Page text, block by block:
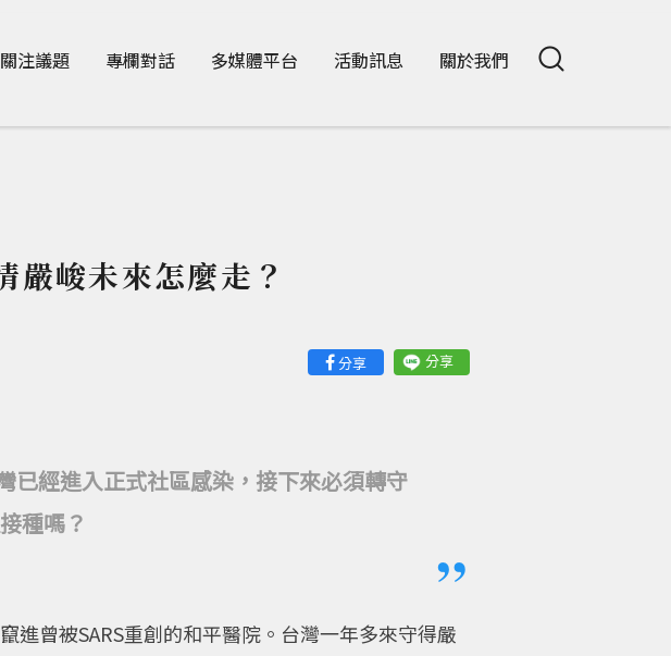
關注議題 專欄對話 多媒體平台 活動訊息 關於我們
嚴峻未來怎麼走？
分享 分享
已經進入正式社區感染，接下來必須轉守
種嗎？
曾被SARS重創的和平醫院。台灣一年多來守得嚴